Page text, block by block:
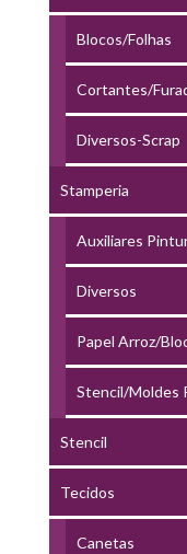
Blocos/Folhas
Cortantes/
Diversos-Scrap
Stamperia
Auxiliares
Diversos
Papel Arroz/
Stencil/Moldes
Stencil
Tecidos
Canetas